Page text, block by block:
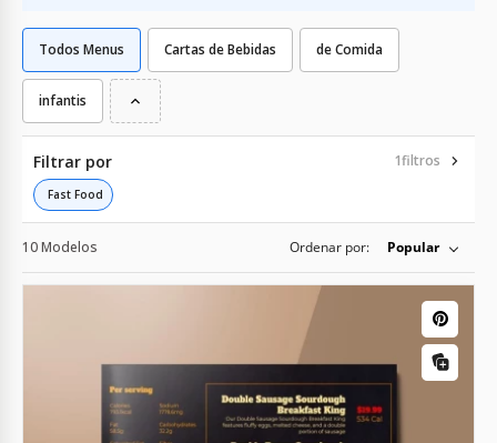
Todos Menus Cartas de Bebidas de Comida
infantis
Filtrar por 1filtros
Fast Food
10 Modelos Ordenar por: Popular